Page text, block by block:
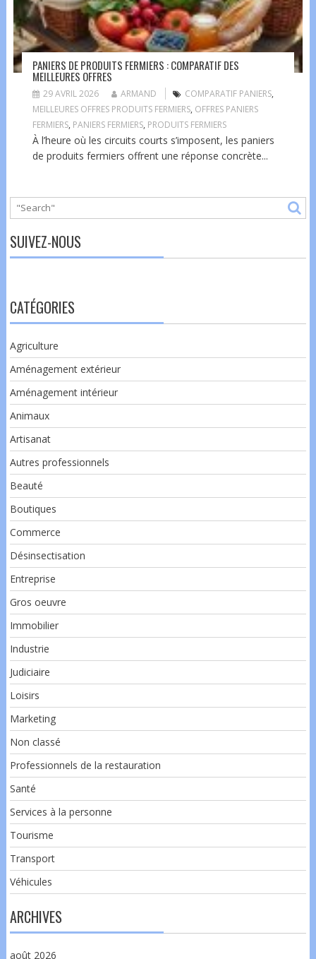
PANIERS DE PRODUITS FERMIERS : COMPARATIF DES
MEILLEURES OFFRES
29 AVRIL 2026 ARMAND COMPARATIF PANIERS,
MEILLEURES OFFRES PRODUITS FERMIERS, OFFRES PANIERS
FERMIERS, PANIERS FERMIERS, PRODUITS FERMIERS
À l’heure où les circuits courts s’imposent, les paniers
de produits fermiers offrent une réponse concrète...
SUIVEZ-NOUS
CATÉGORIES
Agriculture
Aménagement extérieur
Aménagement intérieur
Animaux
Artisanat
Autres professionnels
Beauté
Boutiques
Commerce
Désinsectisation
Entreprise
Gros oeuvre
Immobilier
Industrie
Judiciaire
Loisirs
Marketing
Non classé
Professionnels de la restauration
Santé
Services à la personne
Tourisme
Transport
Véhicules
ARCHIVES
août 2026